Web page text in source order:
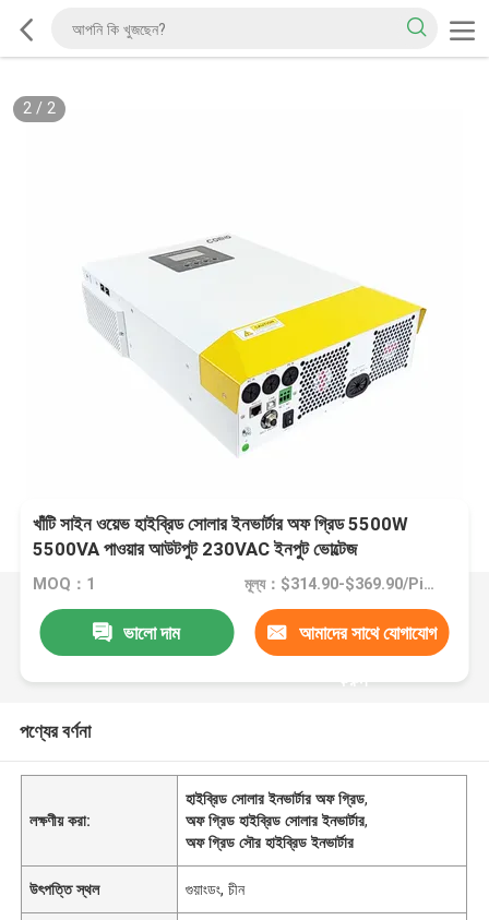
2/ 2
খাঁটি সাইন ওয়েভ হাইব্রিড সোলার ইনভার্টার অফ গ্রিড 5500W
5500VA পাওয়ার আউটপুট 230VAC ইনপুট ভোল্টেজ
MOQ：1 মূল্য：$314.90-$369.90/Piece
ভালো দাম আমাদের সাথে যোগাযোগ
করুন
পণ্যের বর্ণনা
লক্ষণীয় করা:
হাইব্রিড সোলার ইনভার্টার অফ গ্রিড,
অফ গ্রিড হাইব্রিড সোলার ইনভার্টার,
অফ গ্রিড সৌর হাইব্রিড ইনভার্টার
উৎপত্তি স্থল গুয়াংডং, চীন